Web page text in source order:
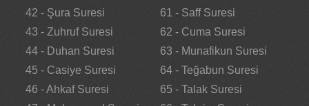
42 - Şura Suresi
43 - Zuhruf Suresi
44 - Duhan Suresi
45 - Casiye Suresi
46 - Ahkaf Suresi
61 - Saff Suresi
62 - Cuma Suresi
63 - Munafikun Suresi
64 - Teğabun Suresi
65 - Talak Suresi